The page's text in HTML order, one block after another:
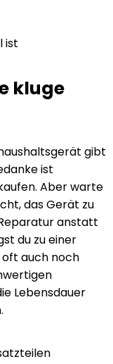
kluge
gibt
ist
Aber warte
das Gerät zu
anstatt
du zu einer
auch noch
Lebensdauer